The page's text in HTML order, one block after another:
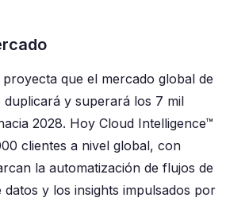
que el mercado global de
duplicará y superará los 7 mil
2028. Hoy Cloud Intelligence™
clientes a nivel global, con
la automatización de flujos de
datos y los insights impulsados por